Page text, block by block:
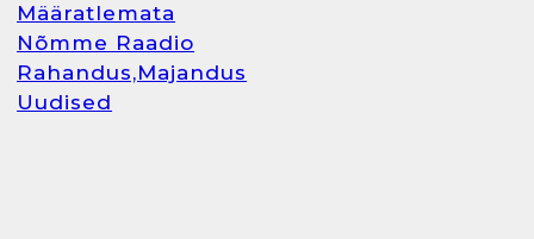
Määratlemata
Nõmme Raadio
Rahandus,Majandus
Uudised